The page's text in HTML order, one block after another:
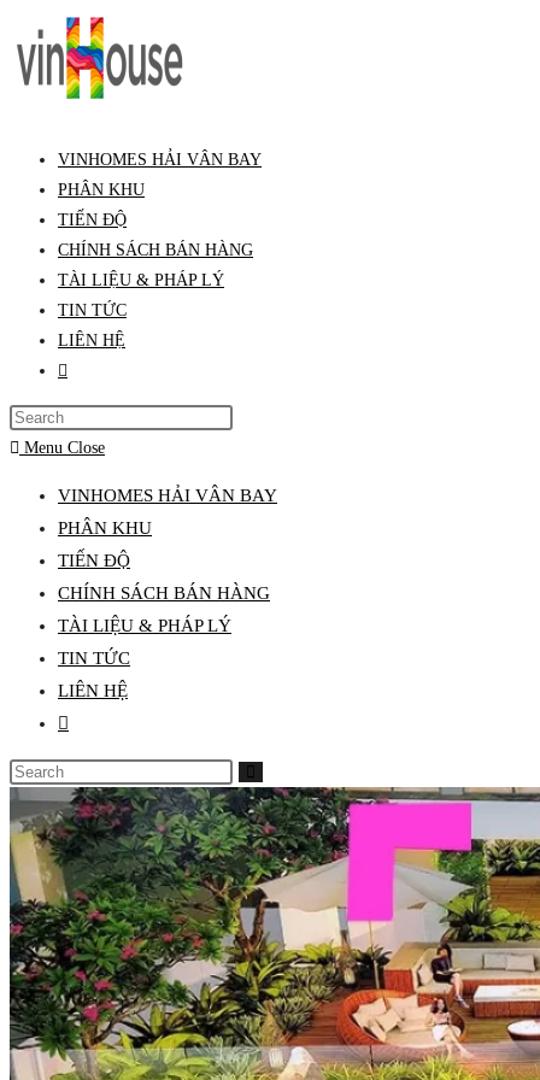
to
content
VINHOMES HẢI VÂN BAY
PHÂN KHU
TIẾN ĐỘ
CHÍNH SÁCH BÁN HÀNG
TÀI LIỆU & PHÁP LÝ
TIN TỨC
LIÊN HỆ
Toggle
search
close
panel.
Menu Close
VINHOMES HẢI VÂN BAY
PHÂN KHU
TIẾN ĐỘ
CHÍNH SÁCH BÁN HÀNG
TÀI LIỆU & PHÁP LÝ
TIN TỨC
LIÊN HỆ
Toggle
search
Search
this
website